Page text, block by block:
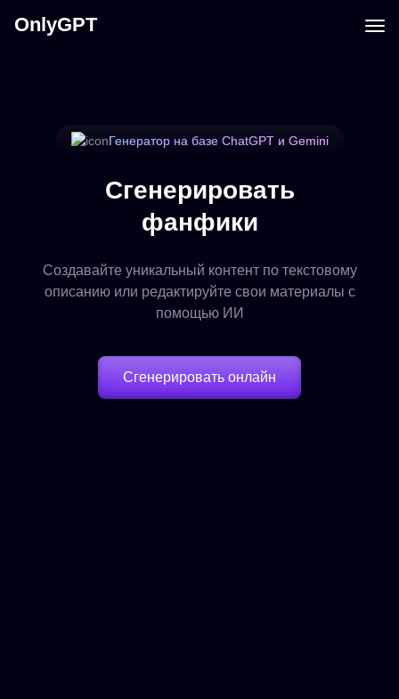
OnlyGPT
Генератор на базе ChatGPT и Gemini
Сгенерировать
фанфики
Создавайте уникальный контент по текстовому
описанию или редактируйте свои материалы с
помощью ИИ
Сгенерировать онлайн